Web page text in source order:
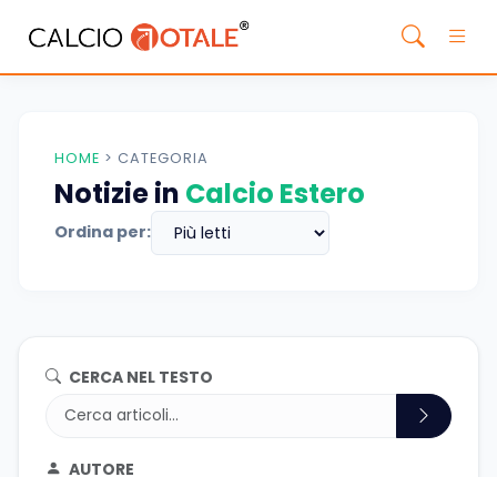
HOME > CATEGORIA
Notizie in Calcio Estero
Ordina per:
CERCA NEL TESTO
AUTORE